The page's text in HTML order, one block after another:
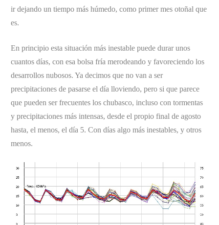
ir dejando un tiempo más húmedo, como primer mes otoñal que
es.
En principio esta situación más inestable puede durar unos
cuantos días, con esa bolsa fría merodeando y favoreciendo los
desarrollos nubosos. Ya decimos que no van a ser
precipitaciones de pasarse el día lloviendo, pero si que parece
que pueden ser frecuentes los chubasco, incluso con tormentas
y precipitaciones más intensas, desde el propio final de agosto
hasta, el menos, el día 5. Con días algo más inestables, y otros
menos.